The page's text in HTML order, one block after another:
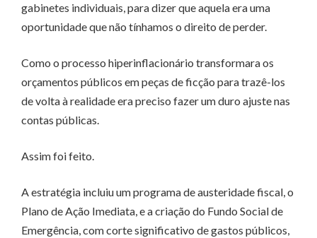
gabinetes individuais, para dizer que aquela era uma
oportunidade que não tínhamos o direito de perder.
Como o processo hiperinflacionário transformara os
orçamentos públicos em peças de ficção para trazê-los
de volta à realidade era preciso fazer um duro ajuste nas
contas públicas.
Assim foi feito.
A estratégia incluiu um programa de austeridade fiscal, o
Plano de Ação Imediata, e a criação do Fundo Social de
Emergência, com corte significativo de gastos públicos,